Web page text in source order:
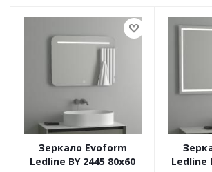
Зеркало Evoform
Ledline BY 2445 80х60
Ledline